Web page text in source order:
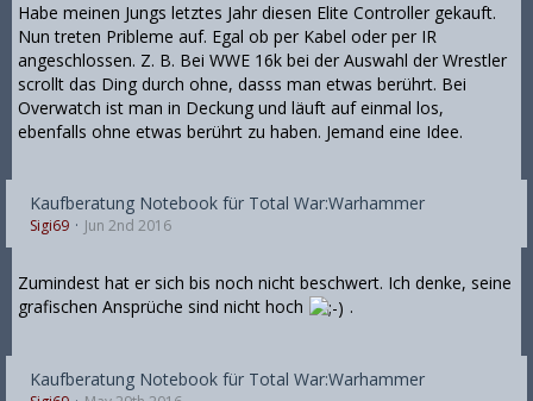
Habe meinen Jungs letztes Jahr diesen Elite Controller gekauft.
Nun treten Pribleme auf. Egal ob per Kabel oder per IR
angeschlossen. Z. B. Bei WWE 16k bei der Auswahl der Wrestler
scrollt das Ding durch ohne, dasss man etwas berührt. Bei
Overwatch ist man in Deckung und läuft auf einmal los,
ebenfalls ohne etwas berührt zu haben. Jemand eine Idee.
Kaufberatung Notebook für Total War:Warhammer
Sigi69 Jun 2nd 2016
Zumindest hat er sich bis noch nicht beschwert. Ich denke, seine
grafischen Ansprüche sind nicht hoch
.
Kaufberatung Notebook für Total War:Warhammer